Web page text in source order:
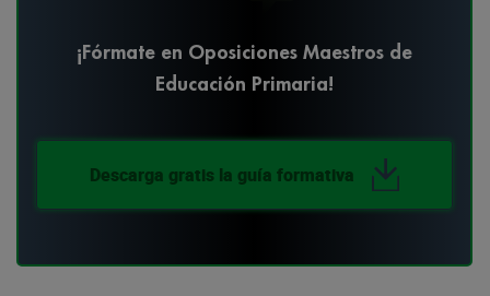
¡Fórmate en Oposiciones Maestros de
Educación Primaria!
Descarga gratis la guía formativa